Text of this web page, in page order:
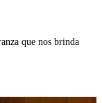
que nos brinda